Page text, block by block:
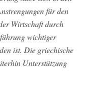
für den
Wirtschaft durch
wichtiger
ist. Die griechische
Unterstützung